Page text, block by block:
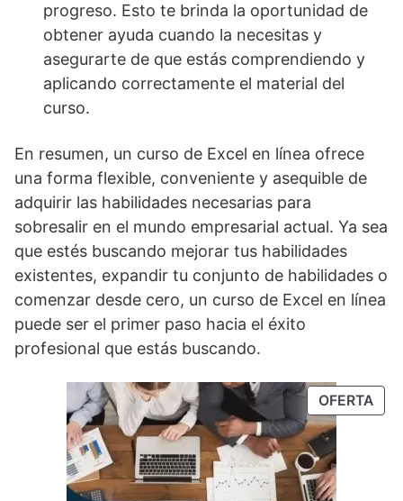
progreso. Esto te brinda la oportunidad de
obtener ayuda cuando la necesitas y
asegurarte de que estás comprendiendo y
aplicando correctamente el material del
curso.
En resumen, un curso de Excel en línea ofrece
una forma flexible, conveniente y asequible de
adquirir las habilidades necesarias para
sobresalir en el mundo empresarial actual. Ya sea
que estés buscando mejorar tus habilidades
existentes, expandir tu conjunto de habilidades o
comenzar desde cero, un curso de Excel en línea
puede ser el primer paso hacia el éxito
profesional que estás buscando.
OFERTA